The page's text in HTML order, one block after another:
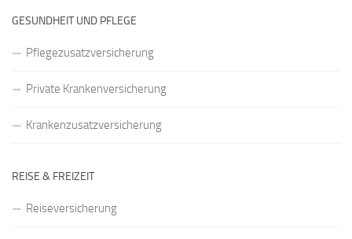
GESUNDHEIT UND PFLEGE
Pflegezusatzversicherung
Private Krankenversicherung
Krankenzusatzversicherung
REISE & FREIZEIT
Reiseversicherung